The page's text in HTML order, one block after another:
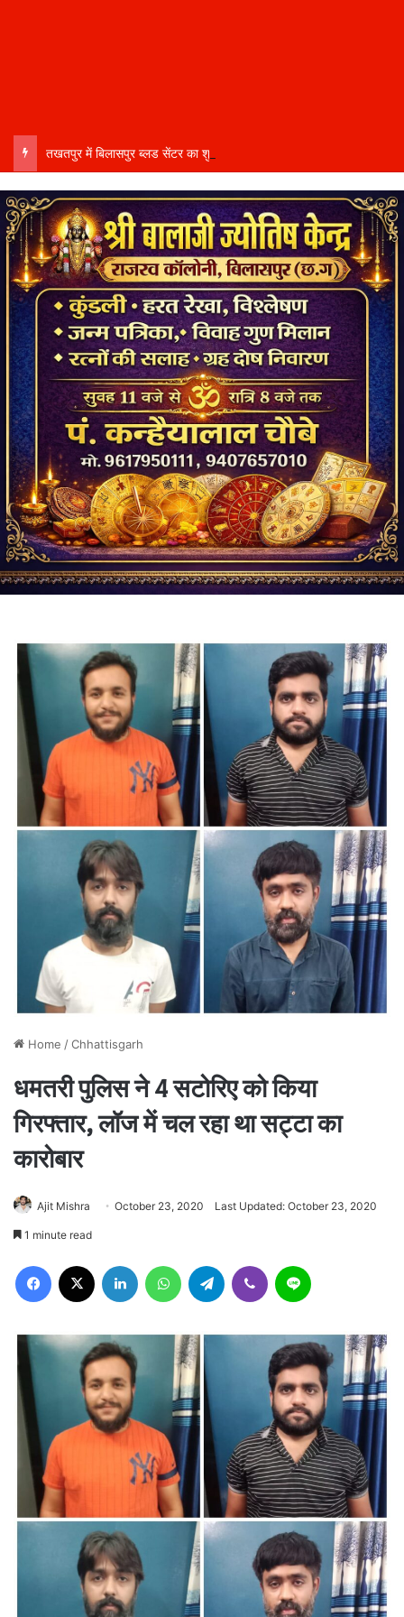
Home /Chhattisgarh
धमतरी पुलिस ने 4 सटोरिए को किया
गिरफ्तार, लॉज में चल रहा था सट्टा का
कारोबार
Ajit Mishra October 23, 2020 Last Updated: October 23, 2020
1 minute read
Facebook LinkedIn WhatsAppTelegram Viber